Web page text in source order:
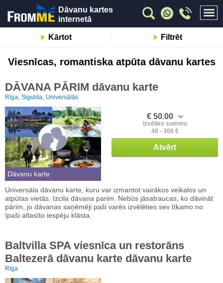
Dāvanu kartes
internetā
Kārtot Filtrēt
Viesnīcas, romantiska atpūta dāvanu kartes
DĀVANA PĀRIM dāvanu karte
Rīga, Sigulda, Universālās
Dāvanu karte
€ 50.00
Izvēlies summu
40 - 300 €
Atvērt
Universāla dāvanu karte, kuru var izmantot vairākos veikalos un
atpūtas vietās. Izcila dāvana parim. Nebūs jāsatraucas, ko dāvināt
pārim, jo dāvanas saņēmēji paši varēs izvēlēties sev tīkamo no
īpaši atlasīto iespēju klāsta.
Baltvilla SPA viesnīca un restorāns
Baltezerā dāvanu karte dāvanu karte
Rīga